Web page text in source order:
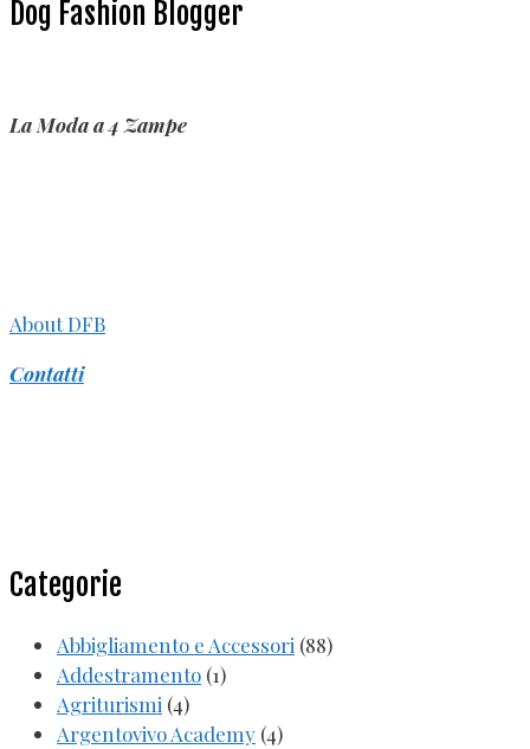
Dog Fashion Blogger
La Moda a 4 Zampe
About DFB
Contatti
Categorie
Abbigliamento e Accessori (88)
Addestramento (1)
Agriturismi (4)
Argentovivo Academy (4)